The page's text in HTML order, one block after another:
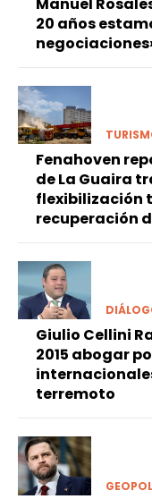
20 años
Fenahoven
de La Guaira
flexibilización
recuperación
Giulio Cellini
2015 abogar
terremoto